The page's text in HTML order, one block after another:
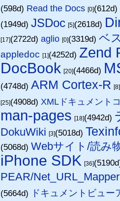
(598d) Read the Docs [0](612d)
(1949d)JSDoc [5](2618d)
[17](2722d)aglio [0](3319d)ベ
appledoc [1](4252d) Zend
DocBook [20](4466d)
(4748d)ARM Cortex-R [8]
[25](4908d)XMLドキュメント
man-pages [18](4942d)
DokuWiki [3](5018d)
(5068d)Webサイト/読み
iPhone SDK [36]
PEAR/Net_URL_Mapper
(5664d)
ドキュメントビュー